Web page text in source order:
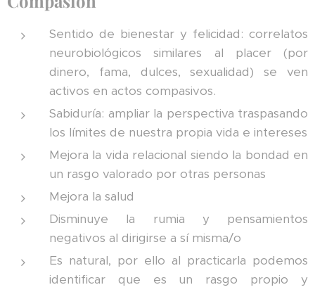
Sentido de bienestar y felicidad: correlatos
neurobiológicos similares al placer (por
dinero, fama, dulces, sexualidad) se ven
activos en actos compasivos.
Sabiduría: ampliar la perspectiva traspasando
los límites de nuestra propia vida e intereses
Mejora la vida relacional siendo la bondad en
un rasgo valorado por otras personas
Mejora la salud
Disminuye la rumia y pensamientos
negativos al dirigirse a sí misma/o
Es natural, por ello al practicarla podemos
identificar que es un rasgo propio y